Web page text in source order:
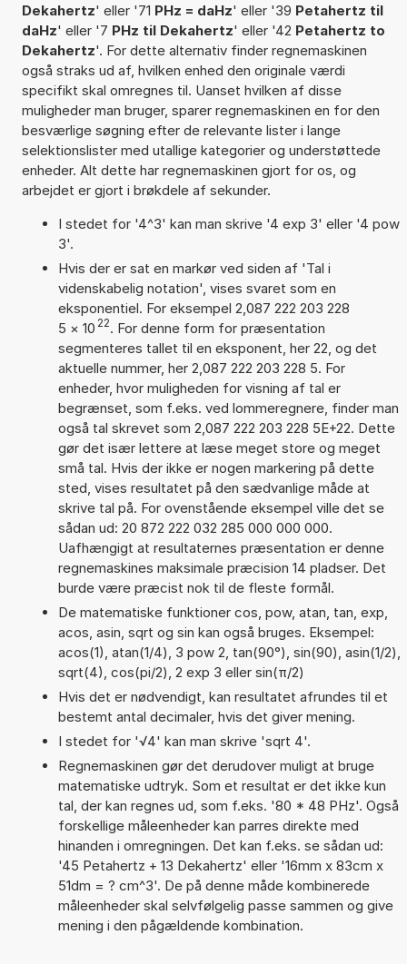
Dekahertz' eller '71 PHz = daHz' eller '39 Petahertz til
daHz' eller '7 PHz til Dekahertz' eller '42 Petahertz to
Dekahertz'. For dette alternativ finder regnemaskinen
også straks ud af, hvilken enhed den originale værdi
specifikt skal omregnes til. Uanset hvilken af disse
muligheder man bruger, sparer regnemaskinen en for den
besværlige søgning efter de relevante lister i lange
selektionslister med utallige kategorier og understøttede
enheder. Alt dette har regnemaskinen gjort for os, og
arbejdet er gjort i brøkdele af sekunder.
I stedet for '4^3' kan man skrive '4 exp 3' eller '4 pow
3'.
Hvis der er sat en markør ved siden af 'Tal i
videnskabelig notation', vises svaret som en
eksponentiel. For eksempel 2,087 222 203 228
5 × 10 22. For denne form for præsentation
segmenteres tallet til en eksponent, her 22, og det
aktuelle nummer, her 2,087 222 203 228 5. For
enheder, hvor muligheden for visning af tal er
begrænset, som f.eks. ved lommeregnere, finder man
også tal skrevet som 2,087 222 203 228 5E+22. Dette
gør det især lettere at læse meget store og meget
små tal. Hvis der ikke er nogen markering på dette
sted, vises resultatet på den sædvanlige måde at
skrive tal på. For ovenstående eksempel ville det se
sådan ud: 20 872 222 032 285 000 000 000.
Uafhængigt at resultaternes præsentation er denne
regnemaskines maksimale præcision 14 pladser. Det
burde være præcist nok til de fleste formål.
De matematiske funktioner cos, pow, atan, tan, exp,
acos, asin, sqrt og sin kan også bruges. Eksempel:
acos(1), atan(1/4), 3 pow 2, tan(90°), sin(90), asin(1/2),
sqrt(4), cos(pi/2), 2 exp 3 eller sin(π/2)
Hvis det er nødvendigt, kan resultatet afrundes til et
bestemt antal decimaler, hvis det giver mening.
I stedet for '√4' kan man skrive 'sqrt 4'.
Regnemaskinen gør det derudover muligt at bruge
matematiske udtryk. Som et resultat er det ikke kun
tal, der kan regnes ud, som f.eks. '80 * 48 PHz'. Også
forskellige måleenheder kan parres direkte med
hinanden i omregningen. Det kan f.eks. se sådan ud:
'45 Petahertz + 13 Dekahertz' eller '16mm x 83cm x
51dm = ? cm^3'. De på denne måde kombinerede
måleenheder skal selvfølgelig passe sammen og give
mening i den pågældende kombination.